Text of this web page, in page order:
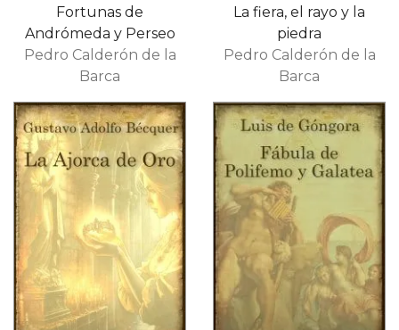
Fortunas de
Andrómeda y Perseo
Pedro Calderón de la
Barca
La fiera, el rayo y la
piedra
Pedro Calderón de la
Barca